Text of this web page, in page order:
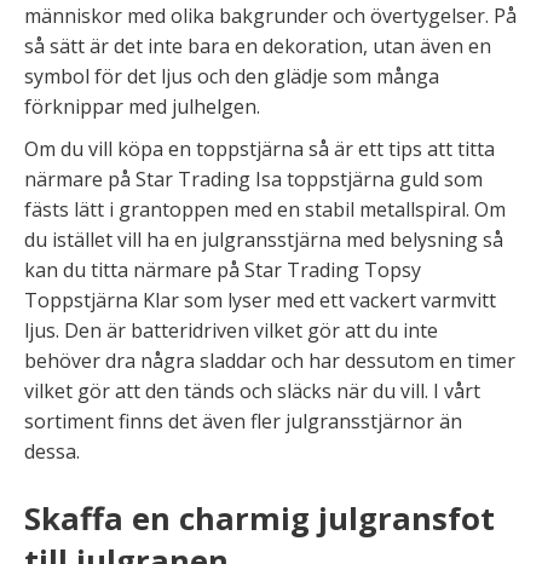
människor med olika bakgrunder och övertygelser. På
så sätt är det inte bara en dekoration, utan även en
symbol för det ljus och den glädje som många
förknippar med julhelgen.
Om du vill köpa en toppstjärna så är ett tips att titta
närmare på Star Trading Isa toppstjärna guld som
fästs lätt i grantoppen med en stabil metallspiral. Om
du istället vill ha en julgransstjärna med belysning så
kan du titta närmare på Star Trading Topsy
Toppstjärna Klar som lyser med ett vackert varmvitt
ljus. Den är batteridriven vilket gör att du inte
behöver dra några sladdar och har dessutom en timer
vilket gör att den tänds och släcks när du vill. I vårt
sortiment finns det även fler julgransstjärnor än
dessa.
Skaffa en charmig julgransfot